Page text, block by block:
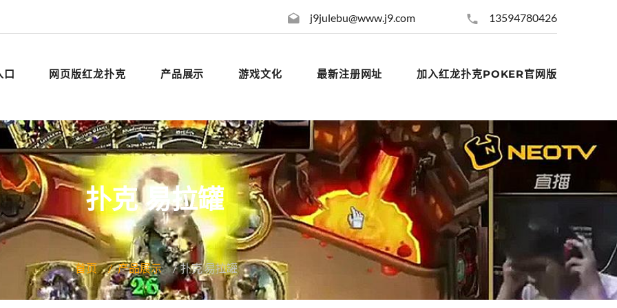
j9julebu@www.j9.com 13594780426
口 网页版红龙扑克 产品展示 游戏文化 最新注册网址 加入红龙扑克POKER官网版
扑克 易拉罐
首页 产品展示 扑克 易拉罐